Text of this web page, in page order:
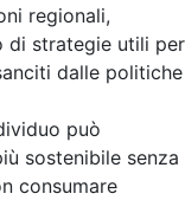
regionali,
di strategie utili per
dalle politiche
può
sostenibile senza
consumare